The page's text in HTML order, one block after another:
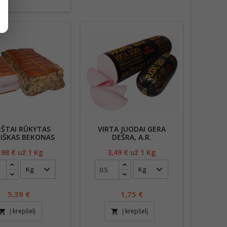
RŪKYTAS
BEKONAS
Kaina
€ už 1 Kg
5,39 €
Į krepšelį
VIRTA JUODAI GERA
DEŠRA, A.R.
Kaina
3,49 € už 1 Kg
1,75 €
shopping_cart Į krepšelį